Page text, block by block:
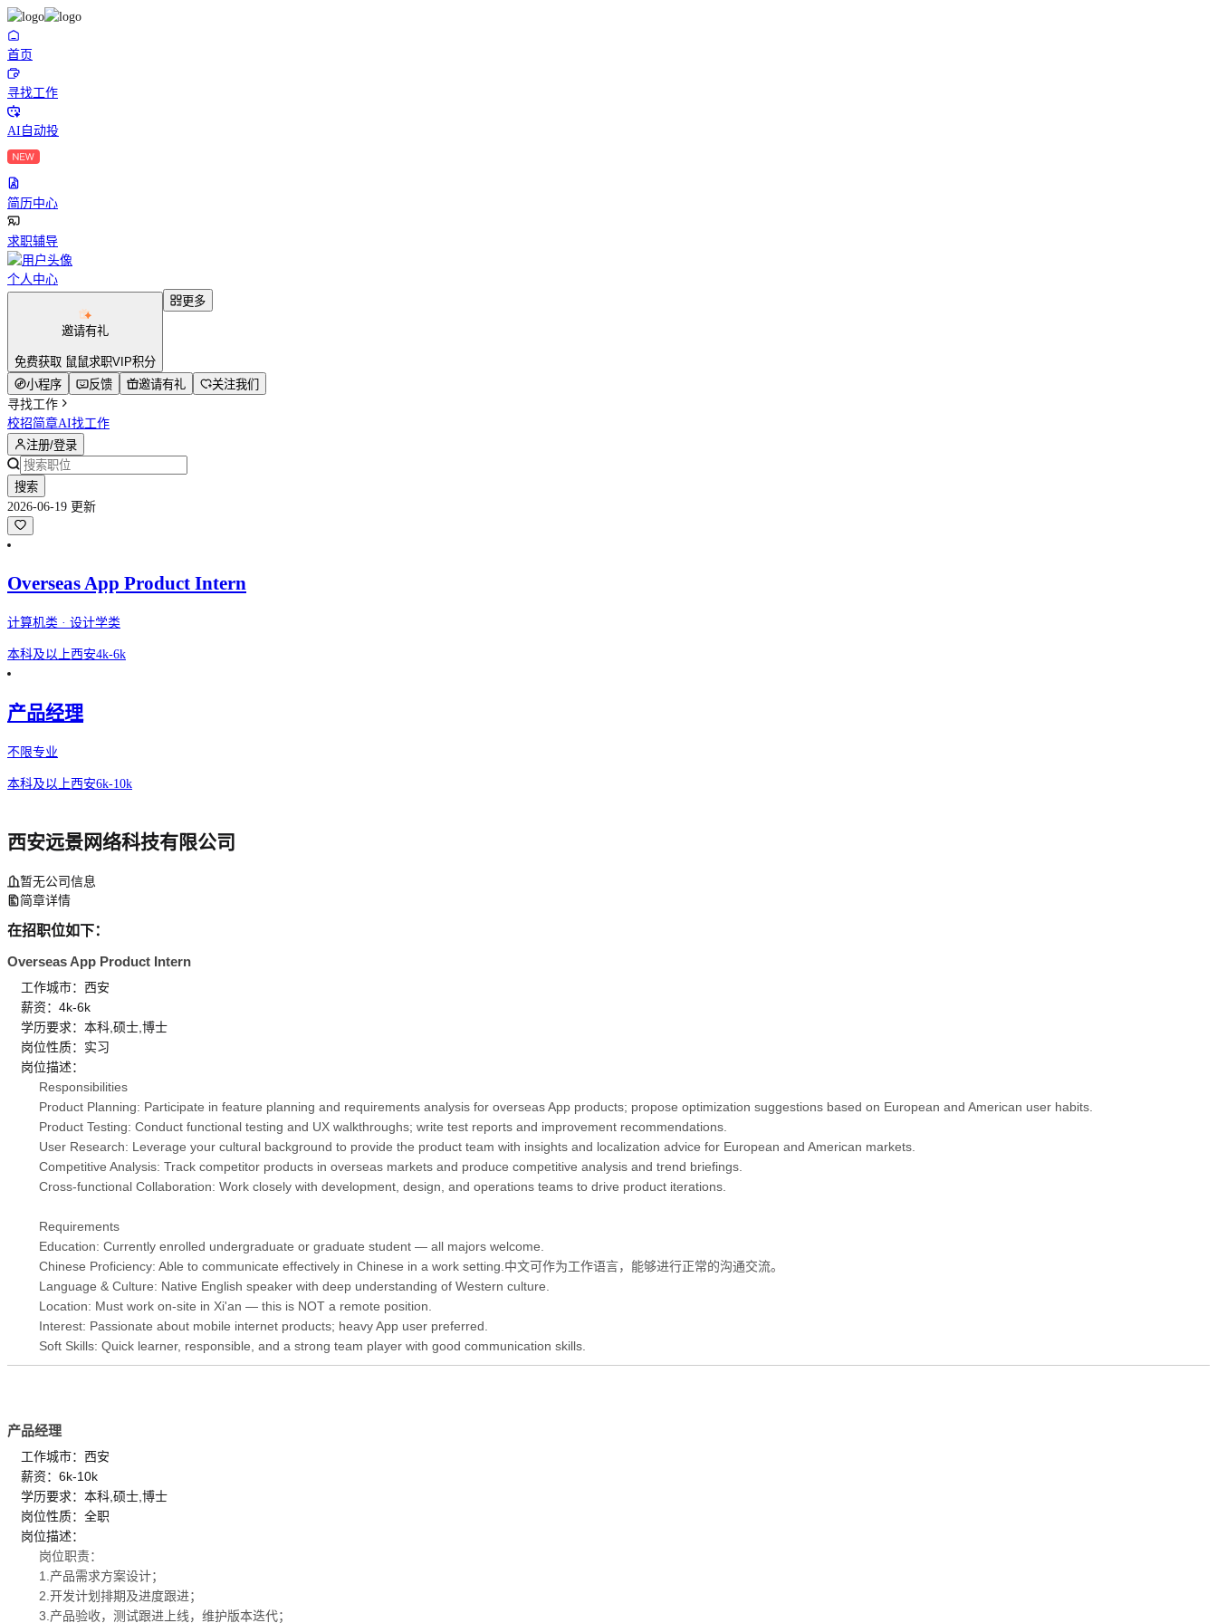
首页
寻找工作
AI自动投
简历中心
求职辅导
个人中心
邀请有礼
免费获取 鼠鼠求职VIP积分
更多
小程序 反馈 邀请有礼
关注我们
寻找工作
校招简章AI找工作
注册/登录
搜索
2026-06-19 更新
Overseas App Product Intern
计算机类 · 设计学类
本科及以上西安4k-6k
产品经理
不限专业
本科及以上西安6k-10k
西安远景网络科技有限公司
暂无公司信息
简章详情
在招职位如下：
Overseas App Product Intern
工作城市：西安
薪资：4k-6k
学历要求：本科,硕士,博士
岗位性质：实习
岗位描述：
Responsibilities
Product Planning: Participate in feature planning and requirements analysis for overseas App products; propose optimization suggestions based on European and American user habits.
Product Testing: Conduct functional testing and UX walkthroughs; write test reports and improvement recommendations.
User Research: Leverage your cultural background to provide the product team with insights and localization advice for European and American markets.
Competitive Analysis: Track competitor products in overseas markets and produce competitive analysis and trend briefings.
Cross-functional Collaboration: Work closely with development, design, and operations teams to drive product iterations.
Requirements
Education: Currently enrolled undergraduate or graduate student — all majors welcome.
Chinese Proficiency: Able to communicate effectively in Chinese in a work setting.中文可作为工作语言，能够进行正常的沟通交流。
Language & Culture: Native English speaker with deep understanding of Western culture.
Location: Must work on-site in Xi'an — this is NOT a remote position.
Interest: Passionate about mobile internet products; heavy App user preferred.
Soft Skills: Quick learner, responsible, and a strong team player with good communication skills.
产品经理
工作城市：西安
薪资：6k-10k
学历要求：本科,硕士,博士
岗位性质：全职
岗位描述：
岗位职责：
1.产品需求方案设计；
2.开发计划排期及进度跟进；
3.产品验收，测试跟进上线，维护版本迭代；